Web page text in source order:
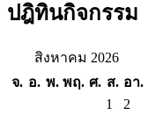
ปฎิทินกิจกรรม
สิงหาคม 2026
จ. อ. พ. พฤ. ศ. ส. อา.
1
2